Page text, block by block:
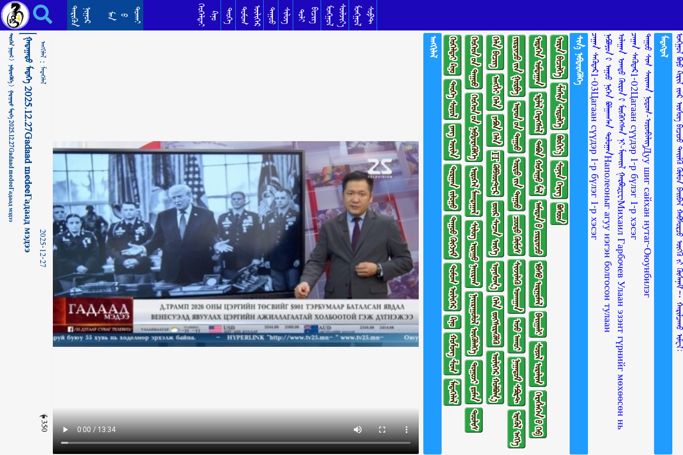
ᠭᠠᠳᠠᠭᠠᠳᠤ ᠮᠡᠳᠡᠭᠡ 2025.12.27Gadaad medeeГадаад мэдээ ᠮᠡᠳᠡᠭᠡᠯᠡᠯ ᠲᠡᠷᠢᠭᠦᠨ ᠨᠢᠭᠤᠷ ᠮᠠᠨ ᠪ ᠳᠣᠬᠠᠢ ᠬᠡᠦᠬᠡᠯᠳᠡᠢ ᠺᠢᠨᠣ᠋ ᠲᠡᠦᠬᠡ ᠳᠣᠮᠣᠭ ᠥᠯᠢᠭᠡᠷ ᠳᠠᠭᠤᠤ ᠰᠢᠯᠦᠭ ᠲᠣᠯᠢ ᠪᠢᠴᠢᠭ ᠮᠣᠩᠭᠣᠯ ᠰᠦᠯᠵᠢᠶ᠎ᠡ ᠮᠣᠩᠭᠣᠯ ᠰᠣᠹᠲ
ᠲᠡᠷᠢᠭᠦᠨ ᠨᠢᠭᠤᠷ >
ᠨᠡᠪᠲᠡᠷᠡᠭᠦᠯᠭᠡ >
ᠭᠠᠳᠠᠭᠠᠳᠤ ᠮᠡᠳᠡᠭᠡ 2025.12.27Gadaad medeeГадаад мэдээᠭᠠᠳᠠᠭᠠᠳᠤ ᠮᠡᠳᠡᠭᠡ 2025.12.27Gadaad medeeГадаад мэдээ ᠠᠩᠭᠢᠯᠠᠯ：
ᠮᠡᠳᠡᠭᠡᠯᠡᠯ
2025-12-27
350
ᠠᠩᠭᠢᠯᠠᠯ ᠬᠡᠤᠬᠡᠯᠳᠡᠢ ᠺᠢᠨᠣ᠋
ᠲᠡᠦᠬᠡ ᠰᠣᠶᠣᠯ
ᠵᠠᠩ ᠦᠢᠯᠡ
ᠲᠣᠷᠭᠠᠨ ᠵᠢᠯᠣᠭᠣ
ᠳᠠᠭᠤᠤ ᠬᠥᠭᠵᠢᠮ
ᠳᠣᠮᠣᠭ ᠦᠯᠢᠭᠡᠷ
ᠺᠢᠨᠣ᠋
ᠬᠣᠱᠣᠩ ᠱᠣᠭ
ᠮᠡᠳᠡᠭᠡᠯᠡᠯ
ᠬᠡᠦᠬᠡᠳ ᠦ᠋ᠨ ᠳᠠᠭᠤᠤ
ᠬᠡᠦᠬᠡᠳ ᠦ᠋ᠨ ᠨᠡᠪᠲᠡᠷᠡᠭᠦᠯᠭᠡ
ᠢᠷᠥᠭᠡᠯ ᠮᠠᠭᠲᠠᠭᠠᠯ
ᠰᠢᠯᠦᠭ ᠢᠷᠠᠭᠤ ᠨᠠᠢᠷᠠᠭ
ᠨᠠᠢᠷᠠᠭᠤᠯᠤᠯ ᠥᠭᠦᠯᠡᠯᠭᠡ
ᠲᠤᠭᠤᠵᠢ ᠷᠣᠮᠠᠨ
ᠲᠤᠤᠯᠢᠰ
ᠬᠡᠯᠡ ᠪᠢᠴᠢᠭ
ᠠᠩᠭ᠌ᠯᠢ ᠬᠡᠯᠡ
ᠶᠠᠫᠣᠨ ᠬᠡᠯᠡ
IT ᠺᠣᠮᠫᠢᠦ᠋ᠲ᠋ᠧᠷ
ᠵᠦᠢᠷ ᠰᠡᠴᠡᠨ ᠦᠭᠡ
ᠣᠨᠢᠰᠤᠭ᠎ᠠ
ᠬᠡᠯᠡ ᠵᠦᠭᠰᠢᠷᠡᠭᠦᠯᠬᠦ
ᠦᠯᠢᠭᠡᠷ ᠬᠣᠯᠪᠣᠭ᠎ᠠ
ᠶᠢᠷᠲᠢᠨᠴᠦ ᠶ᠋ᠢᠨ ᠭᠤᠷᠪᠠ
ᠠᠷᠠᠳ ᠤ᠋ᠨ ᠳᠠᠭᠤᠤ
ᠤᠷᠲᠤ ᠶ᠋ᠢᠨ ᠳᠠᠭᠤᠤ
ᠴᠤᠤᠲᠤ ᠬᠥᠮᠥᠰ
ᠰᠢᠨᠵᠢᠯᠡᠬᠦ ᠤᠬᠠᠭᠠᠨ
ᠠᠵᠤ ᠠᠬᠤᠢ
ᠨᠠᠭᠠᠳᠤᠮ ᠰᠫᠣᠷᠲ
ᠡᠷᠡᠭᠦᠯ ᠡᠩᠬᠡ
ᠢᠳᠡᠭᠡᠨ ᠤᠮᠳᠠᠭᠠᠨ
ᠡᠳ᠋ᠯᠡᠯ ᠬᠡᠷᠡᠭᠰᠡᠯ
ᠲᠠᠪᠤᠨ ᠬᠣᠰᠢᠭᠤ ᠮᠠᠯ
ᠠᠮᠢᠲᠠᠨ ᠤ᠋ ᠶᠢᠷᠲᠢᠨᠴᠦ
ᠡᠪᠡᠰᠦ ᠤᠷᠭᠤᠮᠠᠯ
ᠪᠠᠢᠭᠠᠯᠢ
ᠰᠣᠶᠣᠯ ᠤᠷᠠᠯᠢᠭ
ᠬᠡᠷᠡᠭᠯᠡᠭᠡᠨ ᠦ᠌ ᠬᠡᠪ
ᠤᠷᠠᠨ ᠪᠢᠴᠢᠯᠭᠡ
ᠱᠠᠰᠢᠨ ᠰᠢᠲᠦᠯᠭᠡ
ᠪᠤᠤᠬᠢᠶ᠎ᠠ
ᠰᠣᠨᠢᠨ ᠬᠡᠷᠡᠭ
ᠪᠣᠰᠣᠳ
ᠰᠢᠨ᠎ᠡ ᠨᠡᠪᠲᠡᠷᠡᠭᠦᠯᠭᠡᠴᠠᠭᠠᠨ ᠰᠡᠭᠦᠳᠡᠷ1-03Цагаан сүүдэр 1-р бүлэг 1-р хэсэгᠨᠠᠫᠣᠯᠶᠣᠨ ᠢ᠋ ᠠᠭᠤᠤ ᠨᠢᠭᠡᠨ ᠪᠣᠯᠭᠠᠭᠰᠠᠨ ᠲᠤᠯᠤᠭᠠᠨНаполеоныг агуу нэгэн болгосон тулаанᠤᠯᠠᠭᠠᠨ ᠡᠵᠡᠨᠲᠦ ᠭᠦᠷᠦᠨ ᠢ᠋ ᠮᠥᠬᠥᠭᠡᠭᠰᠡᠨ ᠨᠢ-ᠮᠢᠬᠠᠢᠯ ᠭᠠᠷᠪᠣᠽᠧᠸМихаил Гарбочев Улаан эзэнт гүрнийг мөхөөсөн ньᠴᠠᠭᠠᠨ ᠰᠡᠭᠦᠳᠡᠷ1-02Цагаан сүүдэр 1-р бүлэг 1-р хэсэгᠳᠠᠭᠤᠤ ᠰᠢᠭ᠋ ᠰᠠᠢᠬᠠᠨ ᠨᠤᠲᠤᠭ-ᠤᠶᠤᠨᠪᠢᠯᠢᠭ᠌Дуу шиг сайхан нутаг-Оюунбилэг ᠮᠡᠳᠡᠭᠳᠡᠯ